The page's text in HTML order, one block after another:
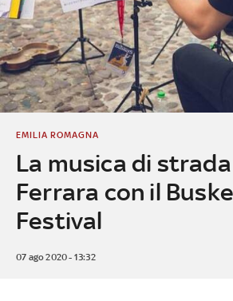
La musica di
Ferrara con il
Festival
EMILIA ROMAGNA
07 ago 2020 - 13:32